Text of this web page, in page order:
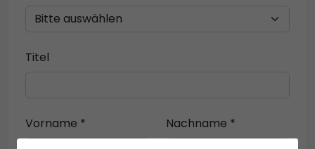
Titel
Vorname * Nachname *